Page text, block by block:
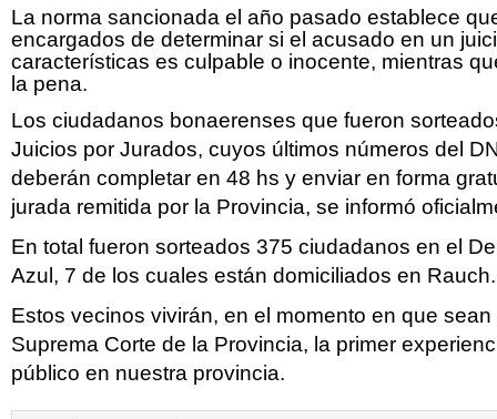
La norma sancionada el año pasado establece
encargados de determinar si el acusado en un
características es culpable o inocente, mientras
la pena.
Los ciudadanos bonaerenses que fueron
Juicios por Jurados, cuyos últimos números del
deberán completar en 48 hs y enviar en forma
jurada remitida por la Provincia, se informó
En total fueron sorteados 375 ciudadanos en el
Azul, 7 de los cuales están domiciliados en Rauch.
Estos vecinos vivirán, en el momento en que
Suprema Corte de la Provincia, la primer
público en nuestra provincia.